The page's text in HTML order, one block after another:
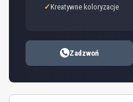
Kreatywne koloryzacje
Zadzwoń